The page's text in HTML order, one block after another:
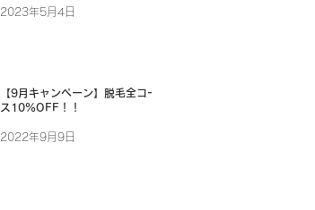
2023年5月4日
【9月キャンペーン】脱毛全コー
ス10%OFF！！
2022年9月9日